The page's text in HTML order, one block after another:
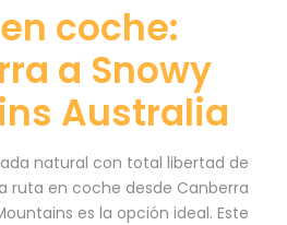
coche:
a Snowy
Australia
natural con total libertad de
ruta en coche desde Canberra
es la opción ideal. Este